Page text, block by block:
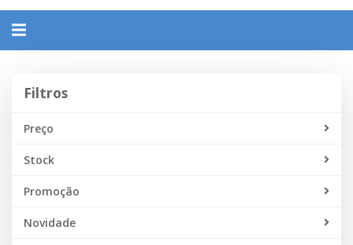
Alternar
Filtros
Preço
Stock
Promoção
Novidade